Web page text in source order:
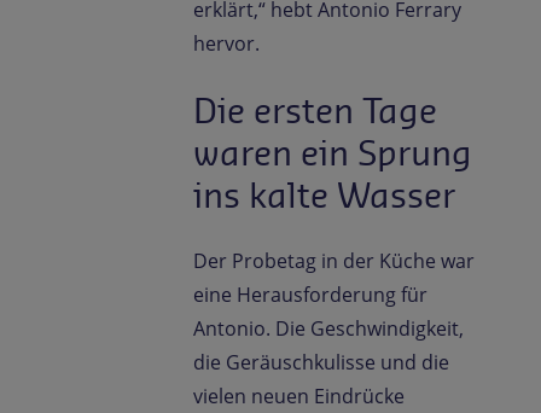
erklärt,“ hebt Antonio Ferrary
hervor.
Die ersten Tage
waren ein Sprung
ins kalte Wasser
Der Probetag in der Küche war
eine Herausforderung für
Antonio. Die Geschwindigkeit,
die Geräuschkulisse und die
vielen neuen Eindrücke